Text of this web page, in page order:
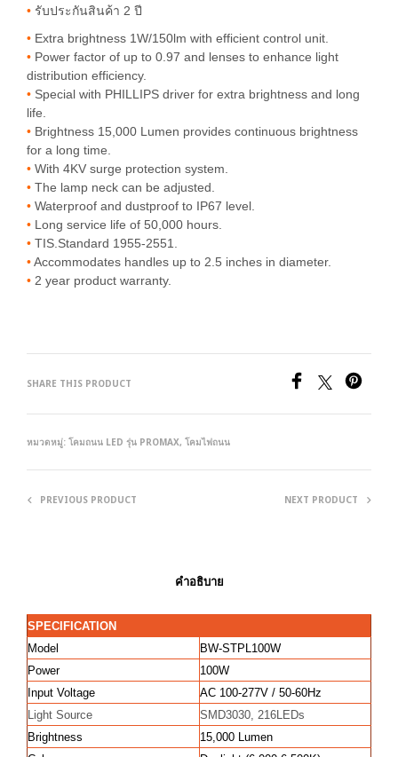
• รับประกันสินค้า 2 ปี
• Extra brightness 1W/150lm with efficient control unit.
• Power factor of up to 0.97 and lenses to enhance light
distribution efficiency.
• Special with PHILLIPS driver for extra brightness and long
life.
• Brightness 15,000 Lumen provides continuous brightness
for a long time.
• With 4KV surge protection system.
• The lamp neck can be adjusted.
• Waterproof and dustproof to IP67 level.
• Long service life of 50,000 hours.
• TIS.Standard 1955-2551.
•Accommodates handles up to 2.5 inches in diameter.
• 2 year product warranty.
SHARE THIS PRODUCT
หมวดหมู่: โคมถนน LED รุ่น PROMAX, โคมไฟถนน
PREVIOUS PRODUCT NEXT PRODUCT
คำอธิบาย
SPECIFICATION
Model
BW-STPL100W
Power
100W
Input Voltage
AC 100-277V / 50-60Hz
Light Source
SMD3030, 216LEDs
Brightness
15,000 Lumen